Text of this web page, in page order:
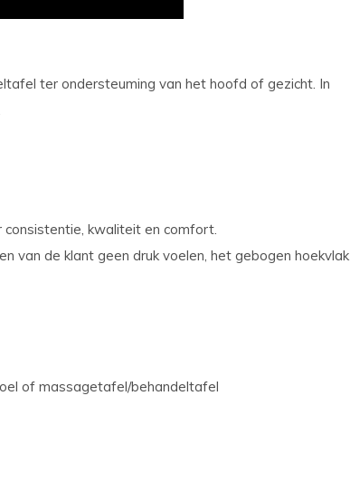
el ter ondersteuming van het hoofd of gezicht. In
consistentie, kwaliteit en comfort.
van de klant geen druk voelen, het gebogen hoekvlak
of massagetafel/behandeltafel